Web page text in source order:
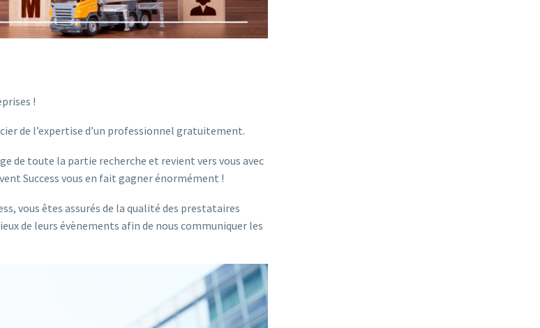
!
de l’expertise d’un professionnel gratuitement.
de toute la partie recherche et revient vers vous avec
Success vous en fait gagner énormément !
vous êtes assurés de la qualité des prestataires
de leurs évènements afin de nous communiquer les